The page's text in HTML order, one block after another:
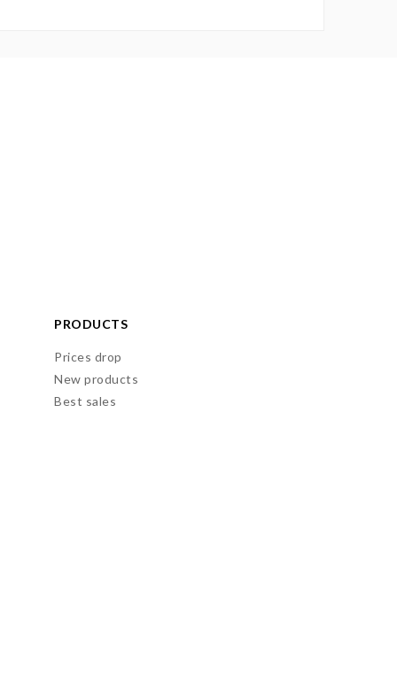
PRODUCTS
Prices drop
New products
Best sales